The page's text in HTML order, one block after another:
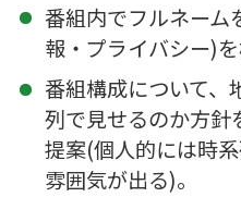
番組内でフルネーム
報・プライバシー)を
番組構成について、
列で見せるのか方針
提案(個人的には時
雰囲気が出る)。